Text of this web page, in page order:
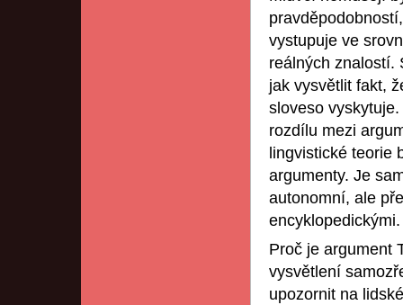
vystupuje ve
reálných znalostí.
jak vysvětlit fakt,
sloveso
rozdílu mezi
lingvistické teorie
argumenty. Je
autonomní, ale
encyklopedickými.
Proč je argument
vysvětlení
upozornit na